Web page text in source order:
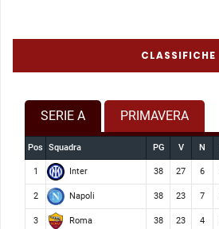
CLASSIFICHE
SERIE A PRIMAVERA
Pos Squadra PG V N
1 Inter 38 27 6
2 Napoli 38 23 7
3 Roma 38 23 4